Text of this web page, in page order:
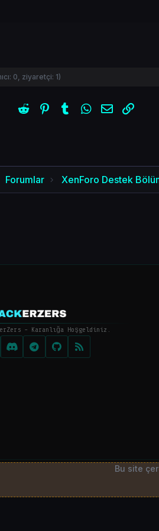
0, ziyaretçi: 1)
X (Twitter)
Reddit Pinterest
Tumblr WhatsApp
E-posta
Forumlar XenForo Destek
- Karanlığa Hoşgeldiniz.
— Tüm hakları saklıdır. |
Bu site